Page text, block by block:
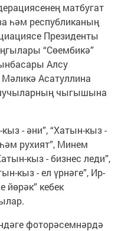
матбугат
һәм республиканың
Президенты
“Сөембикә”
Алсу
Асатуллина
чыгышына
- әни”, “Хатын-кыз -
рухият”, Минем
кыз - бизнес леди”,
кыз - ел үрнәге”, Ир-
йөрәк” кебек
фоторәсемнәрдә